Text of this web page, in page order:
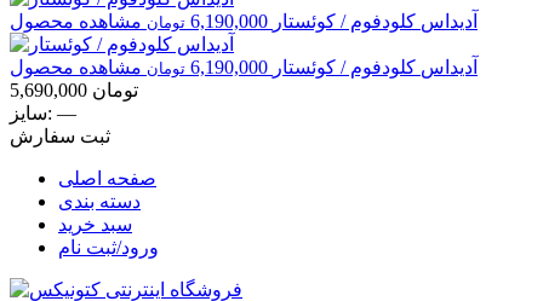
آدیداس کلودفوم / کوئستار 6,190,000 تومان مشاهده محصول
آدیداس کلودفوم / کوئستار 6,190,000 تومان مشاهده محصول
5,690,000 تومان
سایز: —
ثبت سفارش
صفحه اصلی
دسته بندی
سبد خرید
ورود/ثبت نام